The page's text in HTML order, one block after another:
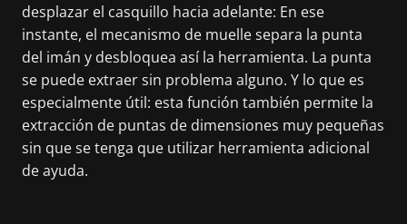
desplazar el casquillo hacia adelante: En ese
instante, el mecanismo de muelle separa la punta
del imán y desbloquea así la herramienta. La punta
se puede extraer sin problema alguno. Y lo que es
especialmente útil: esta función también permite la
extracción de puntas de dimensiones muy pequeñas
sin que se tenga que utilizar herramienta adicional
de ayuda.